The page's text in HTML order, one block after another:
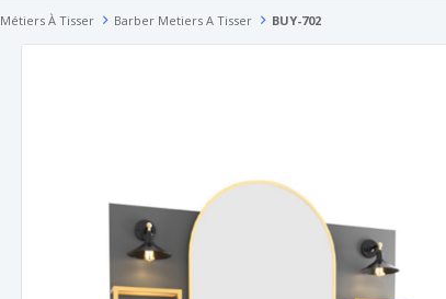
Métiers À Tisser Barber Metiers A Tisser BUY-702